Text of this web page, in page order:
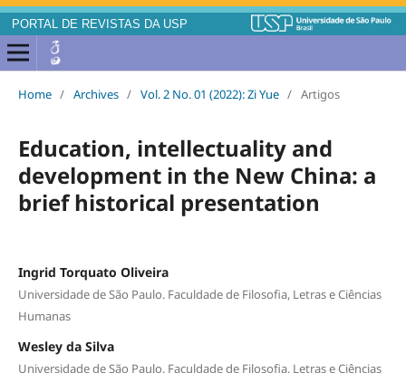
PORTAL DE REVISTAS DA USP
Home / Archives / Vol. 2 No. 01 (2022): Zi Yue / Artigos
Education, intellectuality and
development in the New China: a
brief historical presentation
Ingrid Torquato Oliveira
Universidade de São Paulo. Faculdade de Filosofia, Letras e Ciências
Humanas
Wesley da Silva
Universidade de São Paulo. Faculdade de Filosofia, Letras e Ciências